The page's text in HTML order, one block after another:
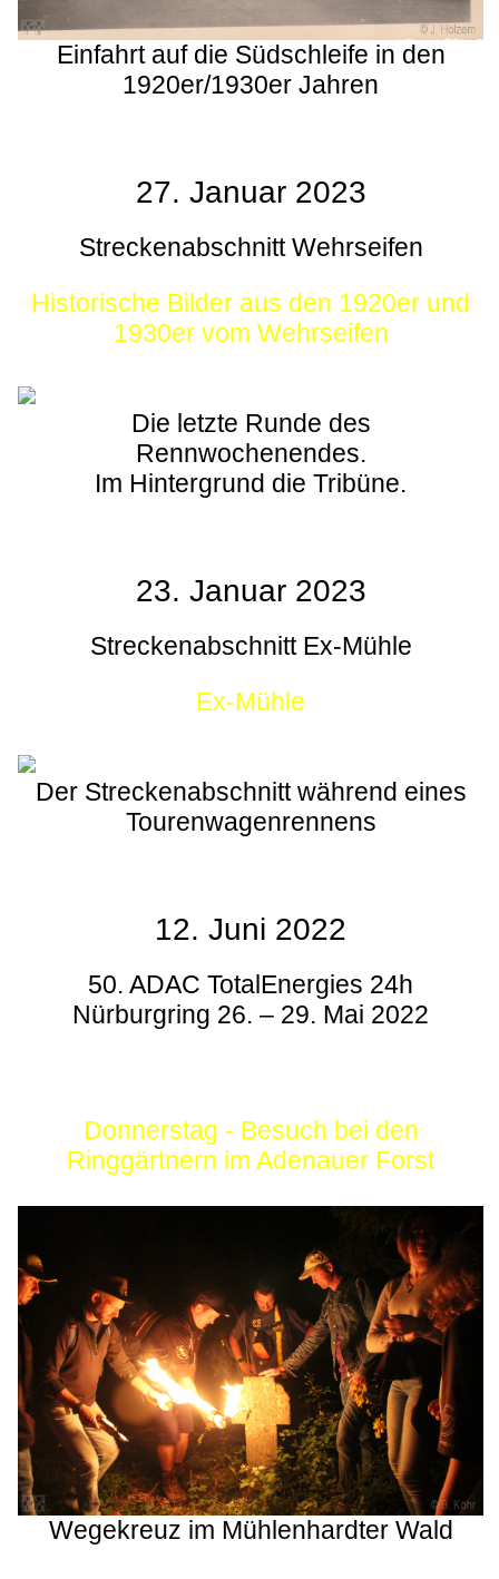
Einfahrt auf die Südschleife in den
1920er/1930er Jahren
27. Januar 2023
Streckenabschnitt Wehrseifen
Historische Bilder aus den 1920er und
1930er vom Wehrseifen
Die letzte Runde des
Rennwochenendes.
Im Hintergrund die Tribüne.
23. Januar 2023
Streckenabschnitt Ex-Mühle
Ex-Mühle
Der Streckenabschnitt während eines
Tourenwagenrennens
12. Juni 2022
50. ADAC TotalEnergies 24h
Nürburgring 26. – 29. Mai 2022
Donnerstag - Besuch bei den
Ringgärtnern im Adenauer Forst
Wegekreuz im Mühlenhardter Wald